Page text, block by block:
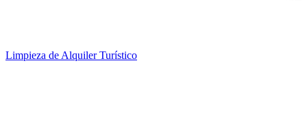
Limpieza de Alquiler Turístico